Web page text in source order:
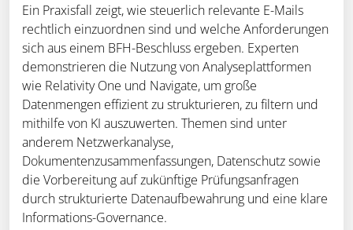
Ein Praxisfall zeigt, wie steuerlich relevante E-Mails
rechtlich einzuordnen sind und welche Anforderungen
sich aus einem BFH-Beschluss ergeben. Experten
demonstrieren die Nutzung von Analyseplattformen
wie Relativity One und Navigate, um große
Datenmengen effizient zu strukturieren, zu filtern und
mithilfe von KI auszuwerten. Themen sind unter
anderem Netzwerkanalyse,
Dokumentenzusammenfassungen, Datenschutz sowie
die Vorbereitung auf zukünftige Prüfungsanfragen
durch strukturierte Datenaufbewahrung und eine klare
Informations-Governance.